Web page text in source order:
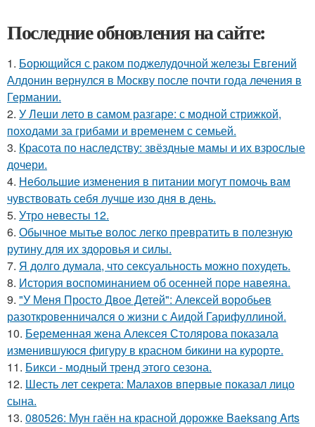
Последние обновления на сайте:
1. Борющийся с раком поджелудочной железы Евгений
Алдонин вернулся в Москву после почти года лечения в
Германии.
2. У Леши лето в самом разгаре: с модной стрижкой,
походами за грибами и временем с семьей.
3. Красота по наследству: звёздные мамы и их взрослые
дочери.
4. Небольшие изменения в питании могут помочь вам
чувствовать себя лучше изо дня в день.
5. Утро невесты 12.
6. Обычное мытье волос легко превратить в полезную
рутину для их здоровья и силы.
7. Я долго думала, что сексуальность можно похудеть.
8. История воспоминанием об осенней поре навеяна.
9. "У Меня Просто Двое Детей": Алексей воробьев
разоткровенничался о жизни с Аидой Гарифуллиной.
10. Беременная жена Алексея Столярова показала
изменившуюся фигуру в красном бикини на курорте.
11. Бикси - модный тренд этого сезона.
12. Шесть лет секрета: Малахов впервые показал лицо
сына.
13. 080526: Мун гаён на красной дорожке Baeksang Arts